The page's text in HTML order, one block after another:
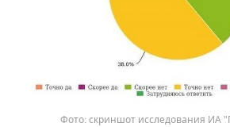
скриншот исследования ИА